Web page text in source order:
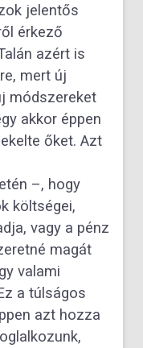
jelentős
érkező
azért is
mert új
módszereket
akkor éppen
őket. Azt
–, hogy
költségei,
vagy a pénz
magát
valami
a túlságos
azt hozza